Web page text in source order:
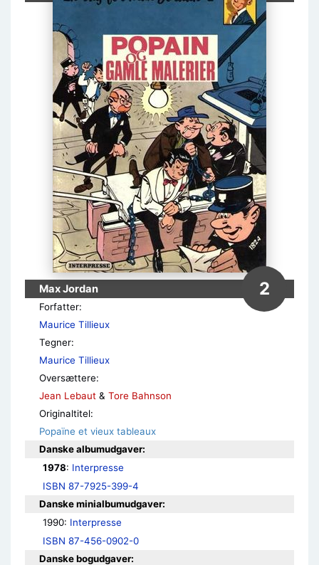
Max Jordan 2
Forfatter:
Maurice Tillieux
Tegner:
Maurice Tillieux
Oversættere:
Jean Lebaut & Tore Bahnson
Originaltitel:
Popaïne et vieux tableaux
Danske albumudgaver:
1978: Interpresse
ISBN 87-7925-399-4
Danske minialbumudgaver:
1990: Interpresse
ISBN 87-456-0902-0
Danske bogudgaver: